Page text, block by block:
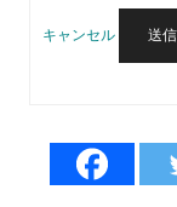
キャンセル 送信